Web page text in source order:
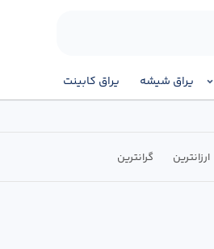
یراق شیشه یراق کابینت
ارزانترین گرانترین